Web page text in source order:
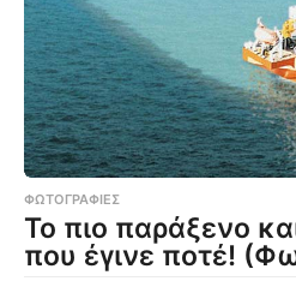
ΦΩΤΟΓΡΑΦΊΕΣ
Το πιο παράξενο
που έγινε ποτέ!